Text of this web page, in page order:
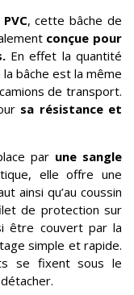
, cette bâche de
conçue pour
En effet la quantité
bâche est la même
de transport.
sa résistance et
par une sangle
elle offre une
ainsi qu’au coussin
de protection sur
être couvert par la
simple et rapide.
se fixent sous le